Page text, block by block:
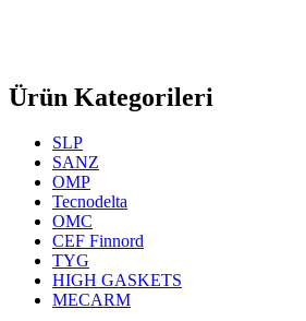
Ürün Kategorileri
SLP
SANZ
OMP
Tecnodelta
OMC
CEF Finnord
TYG
HIGH GASKETS
MECARM